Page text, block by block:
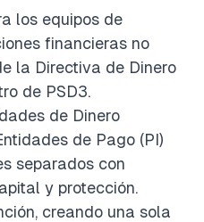
los equipos de
financieras no
la Directiva de Dinero
de PSD3.
de Dinero
de Pago (PI)
separados con
y protección.
creando una sola